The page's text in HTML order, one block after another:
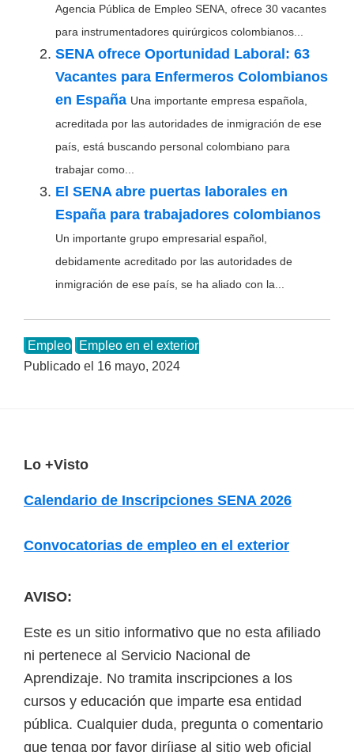
Agencia Pública de Empleo SENA, ofrece 30 vacantes
para instrumentadores quirúrgicos colombianos...
SENA ofrece Oportunidad Laboral: 63
Vacantes para Enfermeros Colombianos
en España Una importante empresa española,
acreditada por las autoridades de inmigración de ese
país, está buscando personal colombiano para
trabajar como...
El SENA abre puertas laborales en
España para trabajadores colombianos
Un importante grupo empresarial español,
debidamente acreditado por las autoridades de
inmigración de ese país, se ha aliado con la...
Empleo
Empleo en el exterior
Publicado el 16 mayo, 2024
Lo +Visto
Calendario de Inscripciones SENA 2026
Convocatorias de empleo en el exterior
AVISO:
Este es un sitio informativo que no esta afiliado
ni pertenece al Servicio Nacional de
Aprendizaje. No tramita inscripciones a los
cursos y educación que imparte esa entidad
pública. Cualquier duda, pregunta o comentario
que tenga por favor diríjase al sitio web oficial